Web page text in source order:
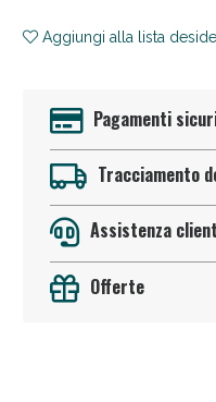
Aggiungi alla lista
Pagamenti
Tracciamento
Assistenza
Offerte
Anticellulite e